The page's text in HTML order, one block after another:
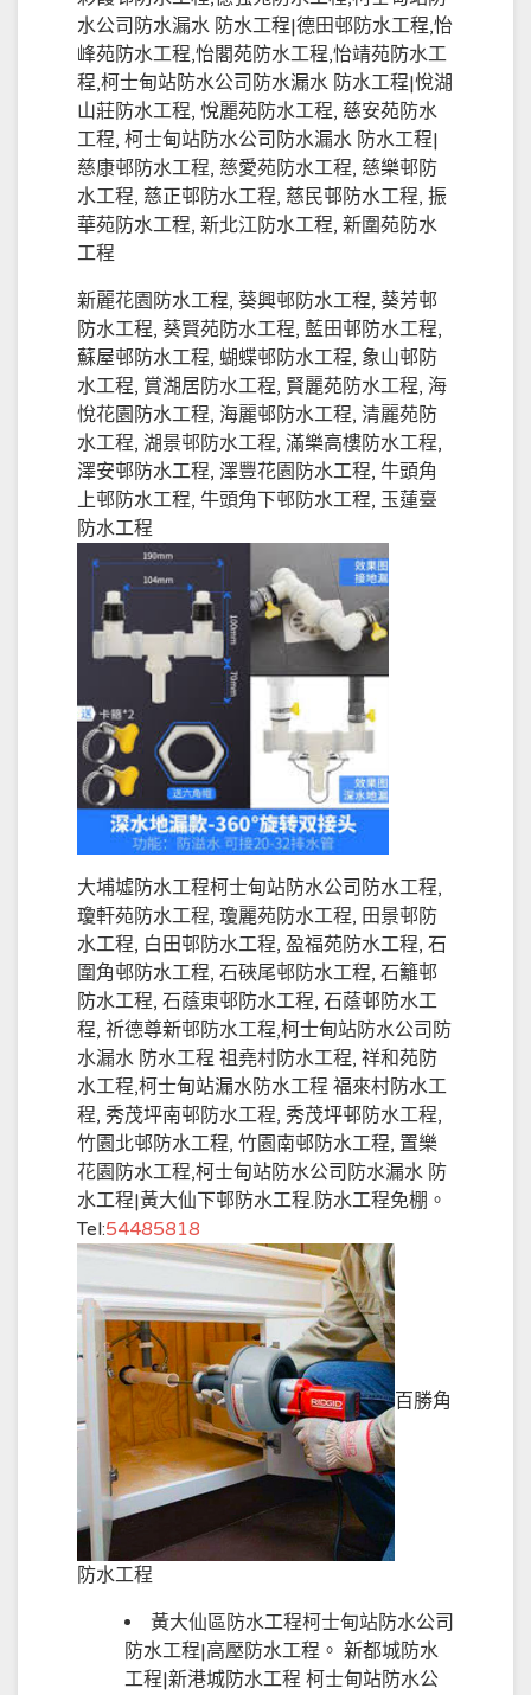
水公司防水漏水 防水工程|德田邨防水工程,怡
峰苑防水工程,怡閣苑防水工程,怡靖苑防水工
程,柯士甸站防水公司防水漏水 防水工程|悅湖
山莊防水工程, 悅麗苑防水工程, 慈安苑防水
工程, 柯士甸站防水公司防水漏水 防水工程|
慈康邨防水工程, 慈愛苑防水工程, 慈樂邨防
水工程, 慈正邨防水工程, 慈民邨防水工程, 振
華苑防水工程, 新北江防水工程, 新圍苑防水
工程
新麗花園防水工程, 葵興邨防水工程, 葵芳邨
防水工程, 葵賢苑防水工程, 藍田邨防水工程,
蘇屋邨防水工程, 蝴蝶邨防水工程, 象山邨防
水工程, 賞湖居防水工程, 賢麗苑防水工程, 海
悅花園防水工程, 海麗邨防水工程, 清麗苑防
水工程, 湖景邨防水工程, 滿樂高樓防水工程,
澤安邨防水工程, 澤豐花園防水工程, 牛頭角
上邨防水工程, 牛頭角下邨防水工程, 玉蓮臺
防水工程
大埔墟防水工程柯士甸站防水公司防水工程,
瓊軒苑防水工程, 瓊麗苑防水工程, 田景邨防
水工程, 白田邨防水工程, 盈福苑防水工程, 石
圍角邨防水工程, 石硤尾邨防水工程, 石籬邨
防水工程, 石蔭東邨防水工程, 石蔭邨防水工
程, 祈德尊新邨防水工程,柯士甸站防水公司防
水漏水 防水工程 祖堯村防水工程, 祥和苑防
水工程,柯士甸站漏水防水工程 福來村防水工
程, 秀茂坪南邨防水工程, 秀茂坪邨防水工程,
竹園北邨防水工程, 竹園南邨防水工程, 置樂
花園防水工程,柯士甸站防水公司防水漏水 防
水工程|黃大仙下邨防水工程.防水工程免棚。
Tel:54485818
百勝角
防水工程
黃大仙區防水工程柯士甸站防水公司
防水工程|高壓防水工程。 新都城防水
工程|新港城防水工程 柯士甸站防水公